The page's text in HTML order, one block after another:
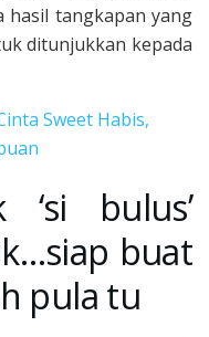
hasil tangkapan yang
ditunjukkan kepada
Sweet Habis,
‘si bulus’
buat
pula tu